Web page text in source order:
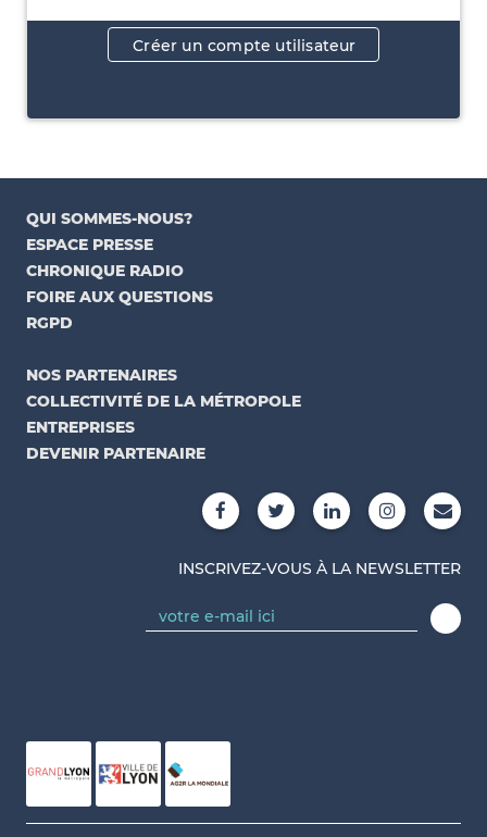
Créer un compte utilisateur
QUI SOMMES-NOUS?
ESPACE PRESSE
CHRONIQUE RADIO
FOIRE AUX QUESTIONS
RGPD
NOS PARTENAIRES
COLLECTIVITÉ DE LA MÉTROPOLE
ENTREPRISES
DEVENIR PARTENAIRE
INSCRIVEZ-VOUS À LA NEWSLETTER